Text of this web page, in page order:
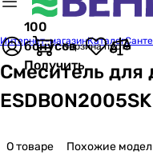
100
бонусов
Получить
Корзина пуста
Интернет-магазинКаталог
Смеситель для
ESDBON2005SK
О товаре Похожие